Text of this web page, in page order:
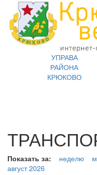
УПРАВА
РАЙОНА
КРЮКОВО
Показать за: неделю
август 2026